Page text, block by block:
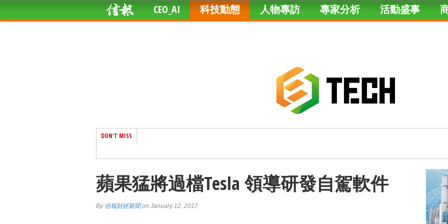
CEO_AI 科技動態 人物專訪 專家分析 活動盛事
DON'T MISS
蘋果猛將過檔Tesla 領導研發自駕軟件
By 信報財經新聞on January 12, 2017